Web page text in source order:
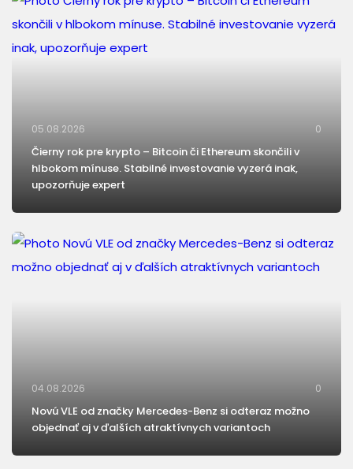
05.08.2026 0
Čierny rok pre krypto – Bitcoin či Ethereum skončili v
hlbokom mínuse. Stabilné investovanie vyzerá inak,
upozorňuje expert
04.08.2026 0
Novú VLE od značky Mercedes-Benz si odteraz možno
objednať aj v ďalších atraktívnych variantoch